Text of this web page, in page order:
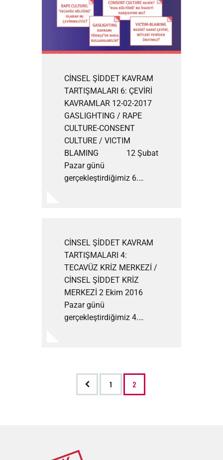
CİNSEL ŞİDDET KAVRAM
TARTIŞMALARI 6: ÇEVİRİ
KAVRAMLAR 12-02-2017
GASLIGHTING / RAPE
CULTURE-CONSENT
CULTURE / VICTIM
BLAMING 12 Şubat
Pazar günü
gerçekleştirdiğimiz 6.…
CİNSEL ŞİDDET KAVRAM
TARTIŞMALARI 4:
TECAVÜZ KRİZ MERKEZİ /
CİNSEL ŞİDDET KRİZ
MERKEZİ 2 Ekim 2016
Pazar günü
gerçekleştirdiğimiz 4.…
1 2